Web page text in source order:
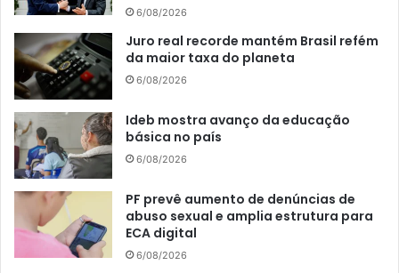
6/08/2026
Juro real recorde mantém Brasil refém
da maior taxa do planeta
6/08/2026
Ideb mostra avanço da educação
básica no país
6/08/2026
PF prevê aumento de denúncias de
abuso sexual e amplia estrutura para
ECA digital
6/08/2026